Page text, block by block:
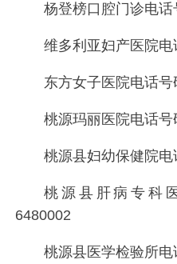
杨登榜口腔门诊电话
维多利亚妇产医院电
东方女子医院电话号
桃源玛丽医院电话号
桃源县妇幼保健院电
桃源县肝病专科
6480002
桃源县医学检验所电